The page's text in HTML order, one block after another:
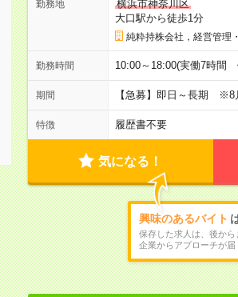
勤務地
横浜市神奈川区
大口駅から徒歩1分
純粋持株会社，経営管理
勤務時間 10:00～18:00(実働7時間
期間 【急募】即日～長期 ※8
特徴 履歴書不要
気になる！
興味のあるバイト
保存した求人は、後から
企業からアプローチが届